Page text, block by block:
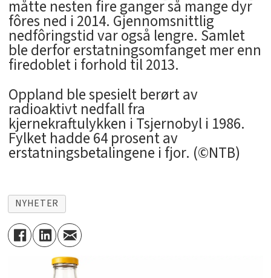
måtte nesten fire ganger så mange dyr
fôres ned i 2014. Gjennomsnittlig
nedfôringstid var også lengre. Samlet
ble derfor erstatningsomfanget mer enn
firedoblet i forhold til 2013.
Oppland ble spesielt berørt av
radioaktivt nedfall fra
kjernekraftulykken i Tsjernobyl i 1986.
Fylket hadde 64 prosent av
erstatningsbetalingene i fjor. (©NTB)
NYHETER